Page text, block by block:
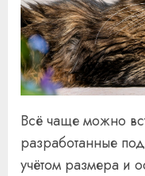
Всё чаще можно
разработанные
учётом размера и